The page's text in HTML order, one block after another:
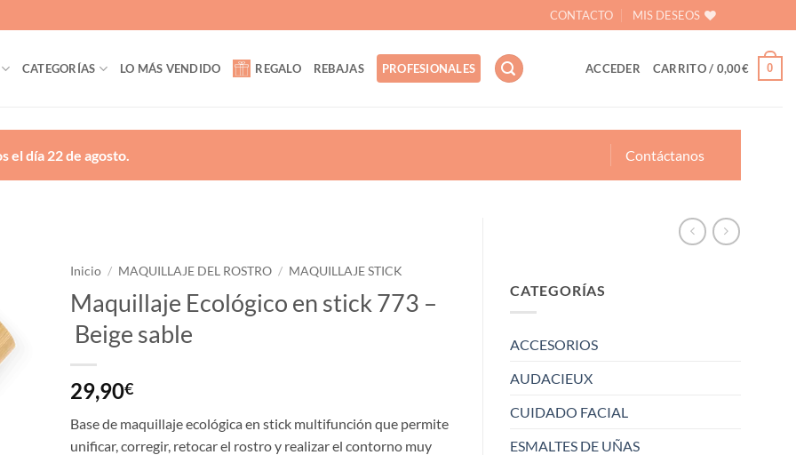
CONTACTO MIS DESEOS
CATEGORÍAS LO MÁS VENDIDO REGALO REBAJAS PROFESIONALES ACCEDER CARRITO / 0,00€ 0
Contáctanos
el día 22 de agosto.
CATEGORÍAS
ACCESORIOS
AUDACIEUX
CUIDADO FACIAL
ESMALTES DE UÑAS
a la
lista
de
Inicio / MAQUILLAJE DEL ROSTRO / MAQUILLAJE STICK
Maquillaje Ecológico en stick 773 –
Beige sable
29,90€
Base de maquillaje ecológica en stick multifunción que permite
unificar, corregir, retocar el rostro y realizar el contorno muy